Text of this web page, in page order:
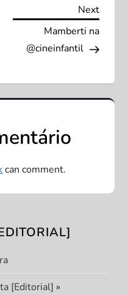
Next
Post
Next
Mamberti na
@cineinfantil
can comment.
[Editorial] »